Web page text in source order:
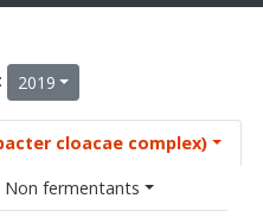
2019
cloacae complex)
Non fermentants